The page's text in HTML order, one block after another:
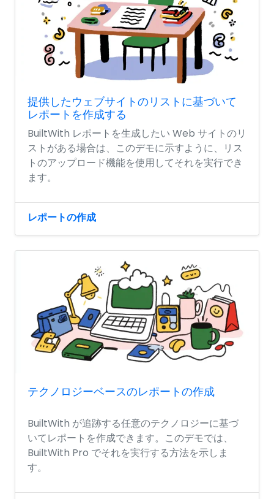
提供したウェブサイトのリストに基づいて
レポートを作成する
BuiltWith レポートを生成したい Web サイトのリ
ストがある場合は、このデモに示すように、リス
トのアップロード機能を使用してそれを実行でき
ます。
レポートの作成
テクノロジーベースのレポートの作成
BuiltWith が追跡する任意のテクノロジーに基づ
いてレポートを作成できます。このデモでは、
BuiltWith Pro でそれを実行する方法を示しま
す。